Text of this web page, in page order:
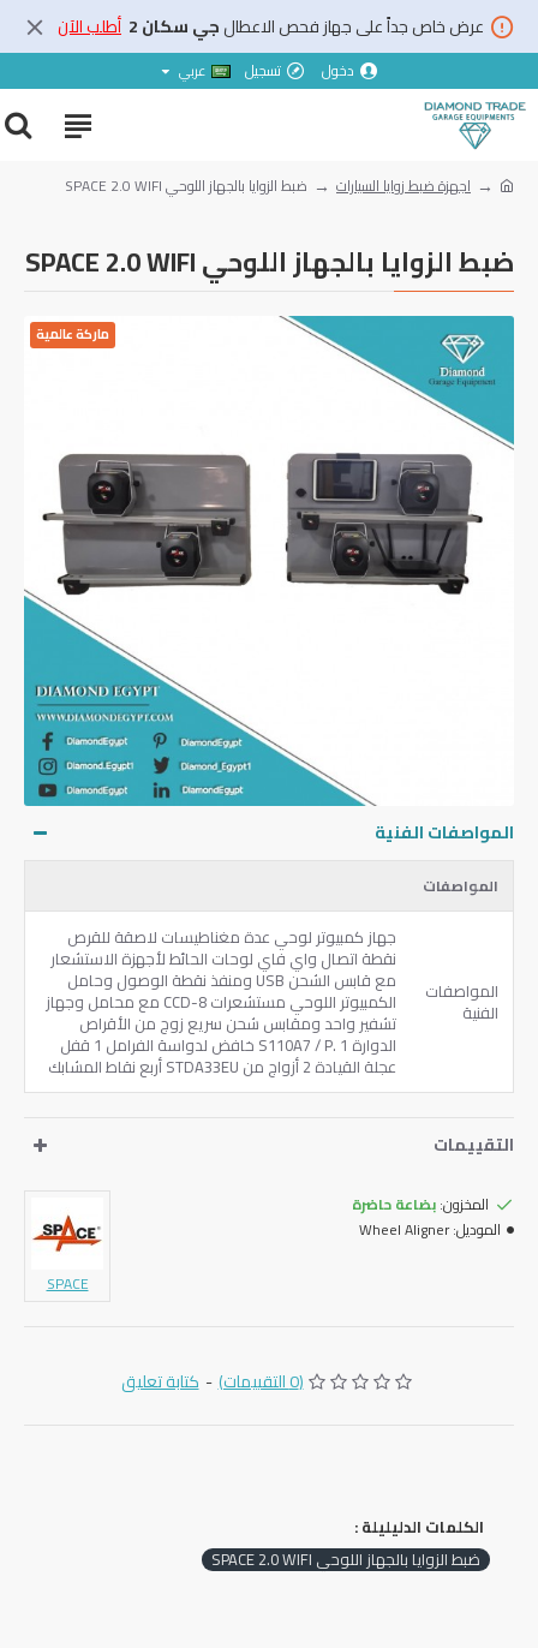
عرض خاص جداً على جهاز فحص الاعطالجي سكان 2 أطلب الآن
دخول تسجيل عربي
اجهزة ضبط زوايا السيارات ضبط الزوايا بالجهاز اللوحي SPACE 2.0 WIFI
ضبط الزوايا بالجهاز اللوحي SPACE 2.0 WIFI
ماركة عالمية
المواصفات الفنية
المواصفات
المواصفات
الفنية
جهاز كمبيوتر لوحي عدة مغناطيسات لاصقة للقرص
نقطة اتصال واي فاي لوحات الحائط لأجهزة الاستشعار
مع قابس الشحن USB ومنفذ نقطة الوصول وحامل
الكمبيوتر اللوحي مستشعرات 8-CCD مع محامل وجهاز
تشفير واحد ومقابس شحن سريع زوج من الأقراص
الدوارة S110A7 / P. 1 خافض لدواسة الفرامل 1 قفل
عجلة القيادة 2 أزواج من STDA33EU أربع نقاط المشابك
التقييمات
المخزون:بضاعة حاضرة
الموديل:Wheel Aligner
SPACE
(0 التقييمات) - كتابة تعليق
الكلمات الدليليلة :
ضبط الزوايا بالجهاز اللوحي SPACE 2.0 WIFI